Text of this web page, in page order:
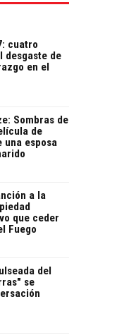
cuatro
desgaste de
en el
Sombras de
de
una esposa
a la
que ceder
Fuego
del
se